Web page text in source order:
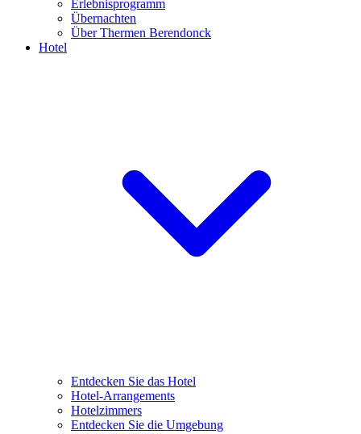
Erlebnisprogramm
Übernachten
Über Thermen Berendonck
Hotel
Entdecken Sie das Hotel
Hotel-Arrangements
Hotelzimmers
Entdecken Sie die Umgebung